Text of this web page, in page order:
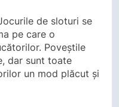
de sloturi se
pe care o
Poveștile
dar sunt toate
un mod plăcut și